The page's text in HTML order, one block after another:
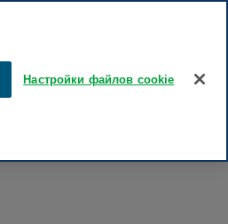
Настройки файлов cookie